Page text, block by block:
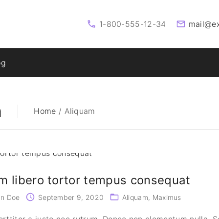
1-800-555-12-34
Home / Aliquam
libero tortor tempus consequat
Doe September 9, 2020 Aliquam Maximus